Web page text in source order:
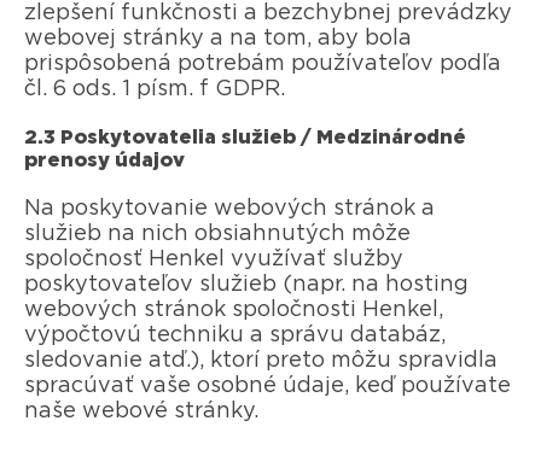
zlepšení funkčnosti a bezchybnej prevádzky
webovej stránky a na tom, aby bola
prispôsobená potrebám používateľov podľa
čl. 6 ods. 1 písm. f GDPR.
2.3 Poskytovatelia služieb / Medzinárodné
prenosy údajov
Na poskytovanie webových stránok a
služieb na nich obsiahnutých môže
spoločnosť Henkel využívať služby
poskytovateľov služieb (napr. na hosting
webových stránok spoločnosti Henkel,
výpočtovú techniku a správu databáz,
sledovanie atď.), ktorí preto môžu spravidla
spracúvať vaše osobné údaje, keď používate
naše webové stránky.